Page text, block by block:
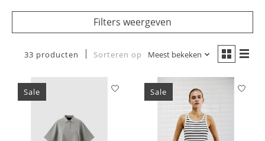
Filters weergeven
33 producten Sorteren op Meest bekeken
Sale Sale